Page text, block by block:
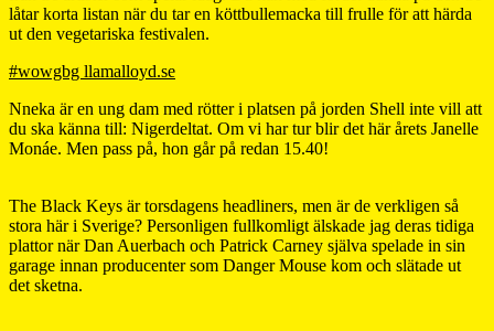
låtar korta listan när du tar en köttbullemacka till frulle för att härda
ut den vegetariska festivalen.
#wowgbg llamalloyd.se
Nneka är en ung dam med rötter i platsen på jorden Shell inte vill att
du ska känna till: Nigerdeltat. Om vi har tur blir det här årets Janelle
Monáe. Men pass på, hon går på redan 15.40!
The Black Keys är torsdagens headliners, men är de verkligen så
stora här i Sverige? Personligen fullkomligt älskade jag deras tidiga
plattor när Dan Auerbach och Patrick Carney själva spelade in sin
garage innan producenter som Danger Mouse kom och slätade ut
det sketna.